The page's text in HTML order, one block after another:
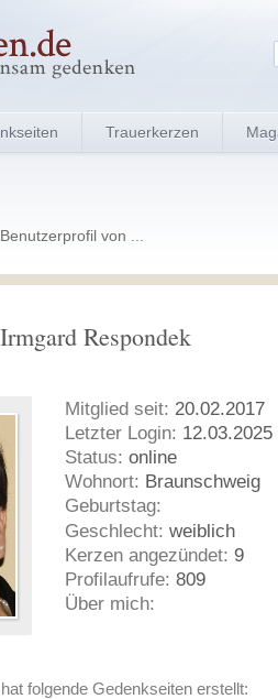
Trauerkerzen
von ...
Respondek
Mitglied seit: 20.02.2017
Letzter Login:
Status: online
Wohnort: Braunschweig
Geburtstag:
Geschlecht: weiblich
Kerzen angezündet: 9
Profilaufrufe: 809
Über mich:
folgende Gedenkseiten erstellt: